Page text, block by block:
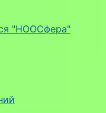
"НООСфера"